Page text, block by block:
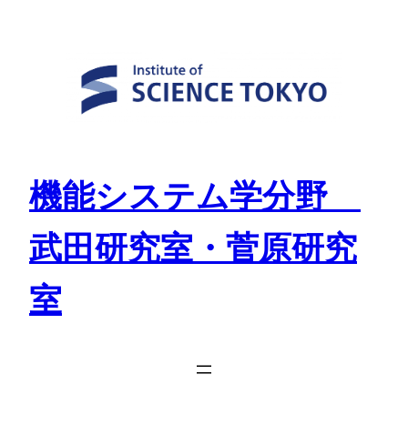
機能システム学分野
武田研究室・菅原研究
室